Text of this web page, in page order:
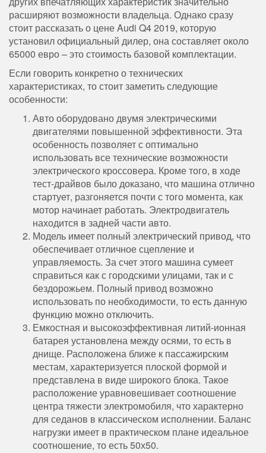
расширяют возможности владельца. Однако сразу
стоит рассказать о цене Audi Q4 2019, которую
установил официальный дилер, она составляет около
65000 евро – это стоимость базовой комплектации.
Если говорить конкретно о технических
характеристиках, то стоит заметить следующие
особенности:
Авто оборудовано двумя электрическими
двигателями повышенной эффективности. Эта
особенность позволяет с оптимально
использовать все технические возможности
электрического кроссовера. Кроме того, в ходе
тест-драйвов было доказано, что машина отлично
стартует, разгоняется почти с того момента, как
мотор начинает работать. Электродвигатель
находится в задней части авто.
Модель имеет полный электрический привод, что
обеспечивает отличное сцепление и
управляемость. За счет этого машина сумеет
справиться как с городскими улицами, так и с
бездорожьем. Полный привод возможно
использовать по необходимости, то есть данную
функцию можно отключить.
Емкостная и высокоэффективная литий-ионная
батарея установлена между осями, то есть в
днище. Расположена ближе к пассажирским
местам, характеризуется плоской формой и
представлена в виде широкого блока. Такое
расположение уравновешивает соотношение
центра тяжести электромобиля, что характерно
для седанов в классическом исполнении. Баланс
нагрузки имеет в практическом плане идеальное
соотношение, то есть 50х50.